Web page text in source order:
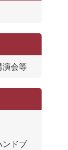
演会等
ンドブ